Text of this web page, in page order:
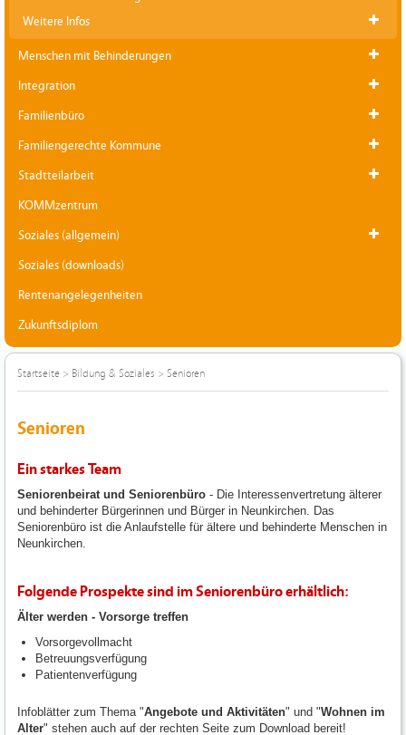
Weitere Infos
Menschen mit Behinderungen
Integration
Familienbüro
Familiengerechte Kommune
Stadtteilarbeit
KOMMzentrum
Soziales (allgemein)
Soziales (downloads)
Rentenangelegenheiten
Zukunftsdiplom
Startseite > Bildung & Soziales > Senioren
Senioren
Ein starkes Team
Seniorenbeirat und Seniorenbüro - Die Interessenvertretung älterer
und behinderter Bürgerinnen und Bürger in Neunkirchen. Das
Seniorenbüro ist die Anlaufstelle für ältere und behinderte Menschen in
Neunkirchen.
Folgende Prospekte sind im Seniorenbüro erhältlich:
Älter werden - Vorsorge treffen
Vorsorgevollmacht
Betreuungsverfügung
Patientenverfügung
Infoblätter zum Thema "Angebote und Aktivitäten" und "Wohnen im
Alter" stehen auch auf der rechten Seite zum Download bereit!